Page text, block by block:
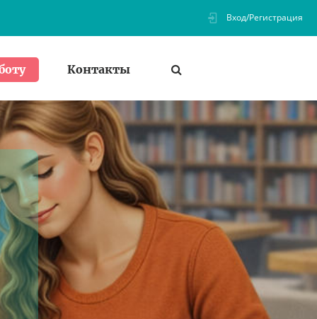
Вход/Регистрация
Контакты